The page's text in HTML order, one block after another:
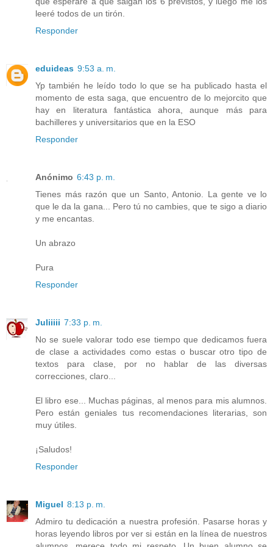
leeré todos de un tirón.
Responder
eduideas 9:53 a. m.
Yp también he leído todo lo que se ha publicado hasta el
momento de esta saga, que encuentro de lo mejorcito que
hay en literatura fantástica ahora, aunque más para
bachilleres y universitarios que en la ESO
Responder
Anónimo 6:43 p. m.
Tienes más razón que un Santo, Antonio. La gente ve lo
que le da la gana... Pero tú no cambies, que te sigo a diario
y me encantas.
Un abrazo
Pura
Responder
Juliiiii 7:33 p. m.
No se suele valorar todo ese tiempo que dedicamos fuera
de clase a actividades como estas o buscar otro tipo de
textos para clase, por no hablar de las diversas
correcciones, claro...
El libro ese... Muchas páginas, al menos para mis alumnos.
Pero están geniales tus recomendaciones literarias, son
muy útiles.
¡Saludos!
Responder
Miguel 8:13 p. m.
Admiro tu dedicación a nuestra profesión. Pasarse horas y
horas leyendo libros por ver si están en la línea de nuestros